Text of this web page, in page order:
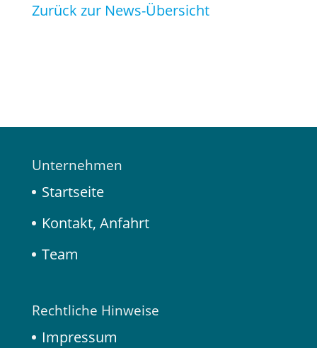
Zurück zur News-Übersicht
Unternehmen
Startseite
Kontakt, Anfahrt
Team
Rechtliche Hinweise
Impressum